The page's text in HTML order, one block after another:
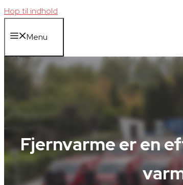
Hop til indhold
Menu
Fjernvarme er en